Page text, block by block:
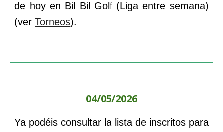
de hoyen Bil Bil Golf(Liga entre semana)
(ver Torneos).
04/05/2026
Ya podéis consultar la lista de inscritos para